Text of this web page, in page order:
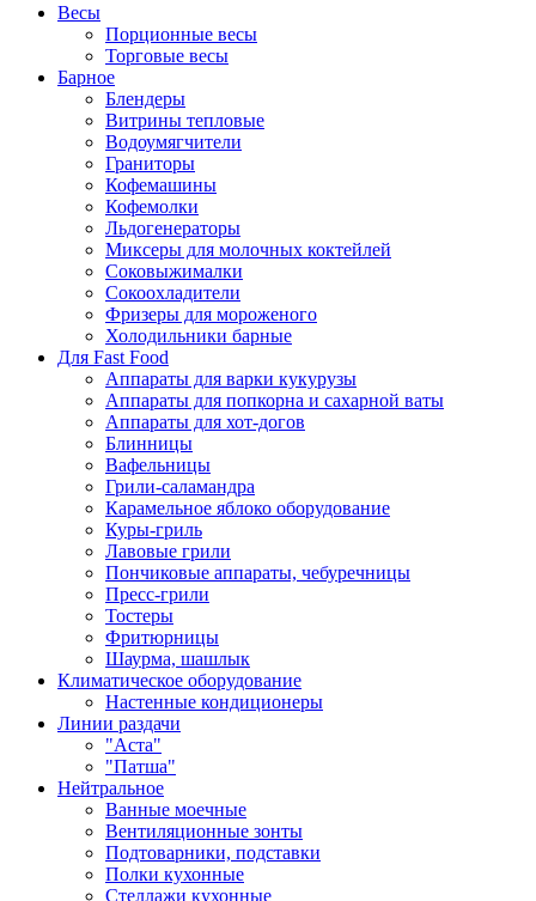
Весы
Порционные весы
Торговые весы
Барное
Блендеры
Витрины тепловые
Водоумягчители
Граниторы
Кофемашины
Кофемолки
Льдогенераторы
Миксеры для молочных коктейлей
Соковыжималки
Сокоохладители
Фризеры для мороженого
Холодильники барные
Для Fast Food
Аппараты для варки кукурузы
Аппараты для попкорна и сахарной ваты
Аппараты для хот-догов
Блинницы
Вафельницы
Грили-саламандра
Карамельное яблоко оборудование
Куры-гриль
Лавовые грили
Пончиковые аппараты, чебуречницы
Пресс-грили
Тостеры
Фритюрницы
Шаурма, шашлык
Климатическое оборудование
Настенные кондиционеры
Линии раздачи
"Аста"
"Патша"
Нейтральное
Ванные моечные
Вентиляционные зонты
Подтоварники, подставки
Полки кухонные
Стеллажи кухонные